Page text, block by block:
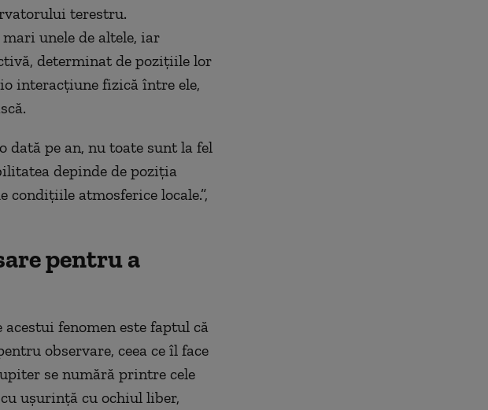
terestru.
unele de altele, iar
determinat de pozițiile lor
interacțiune fizică între ele,
dată pe an, nu toate sunt la fel
depinde de poziția
condițiile atmosferice locale.”,
pentru a
fenomen este faptul că
observare, ceea ce îl face
se numără printre cele
ușurință cu ochiul liber,